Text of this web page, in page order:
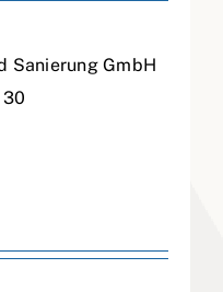
Sanierung GmbH